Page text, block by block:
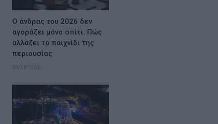
Ο άνδρας του 2026 δεν
αγοράζει μόνο σπίτι: Πώς
αλλάζει το παιχνίδι της
περιουσίας
08/08/2026